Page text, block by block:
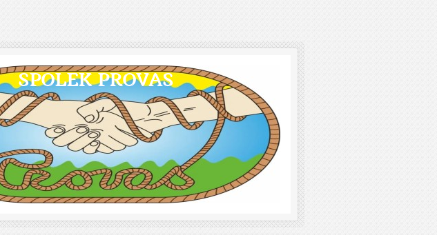
SPOLEK PROVAS